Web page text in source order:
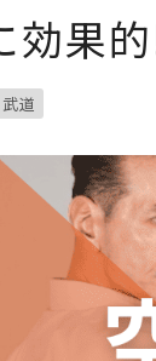
効果
ゴリー
道